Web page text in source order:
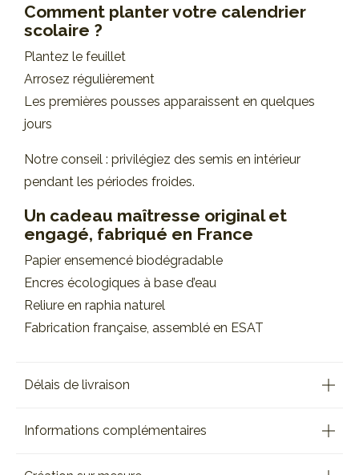
Comment planter votre calendrier
scolaire ?
Plantez le feuillet
Arrosez régulièrement
Les premières pousses apparaissent en quelques
jours
Notre conseil : privilégiez des semis en intérieur
pendant les périodes froides.
Un cadeau maîtresse original et
engagé, fabriqué en France
Papier ensemencé biodégradable
Encres écologiques à base d’eau
Reliure en raphia naturel
Fabrication française, assemblé en ESAT
Délais de livraison
Informations complémentaires